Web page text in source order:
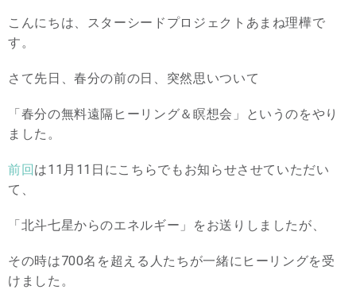
こんにちは、スターシードプロジェクトあまね理樺で
す。
さて先日、春分の前の日、突然思いついて
「春分の無料遠隔ヒーリング＆瞑想会」というのをやり
ました。
前回は11月11日にこちらでもお知らせさせていただい
て、
「北斗七星からのエネルギー」をお送りしましたが、
その時は700名を超える人たちが一緒にヒーリングを受
けました。